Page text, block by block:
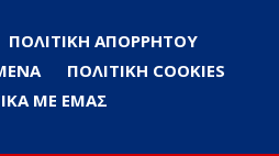
ΠΟΛΙΤΙΚΗ ΑΠΟΡΡΗΤΟΥ
ΠΟΛΙΤΙΚΗ COOKIES
ΜΕ ΕΜΑΣ